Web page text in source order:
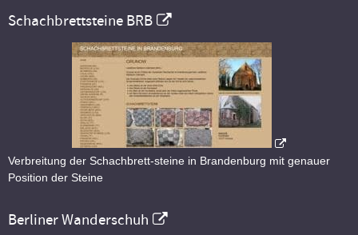
Schachbrettsteine BRB
Verbreitung der Schachbrett-steine in Brandenburg mit genauer
Position der Steine
Berliner Wanderschuh